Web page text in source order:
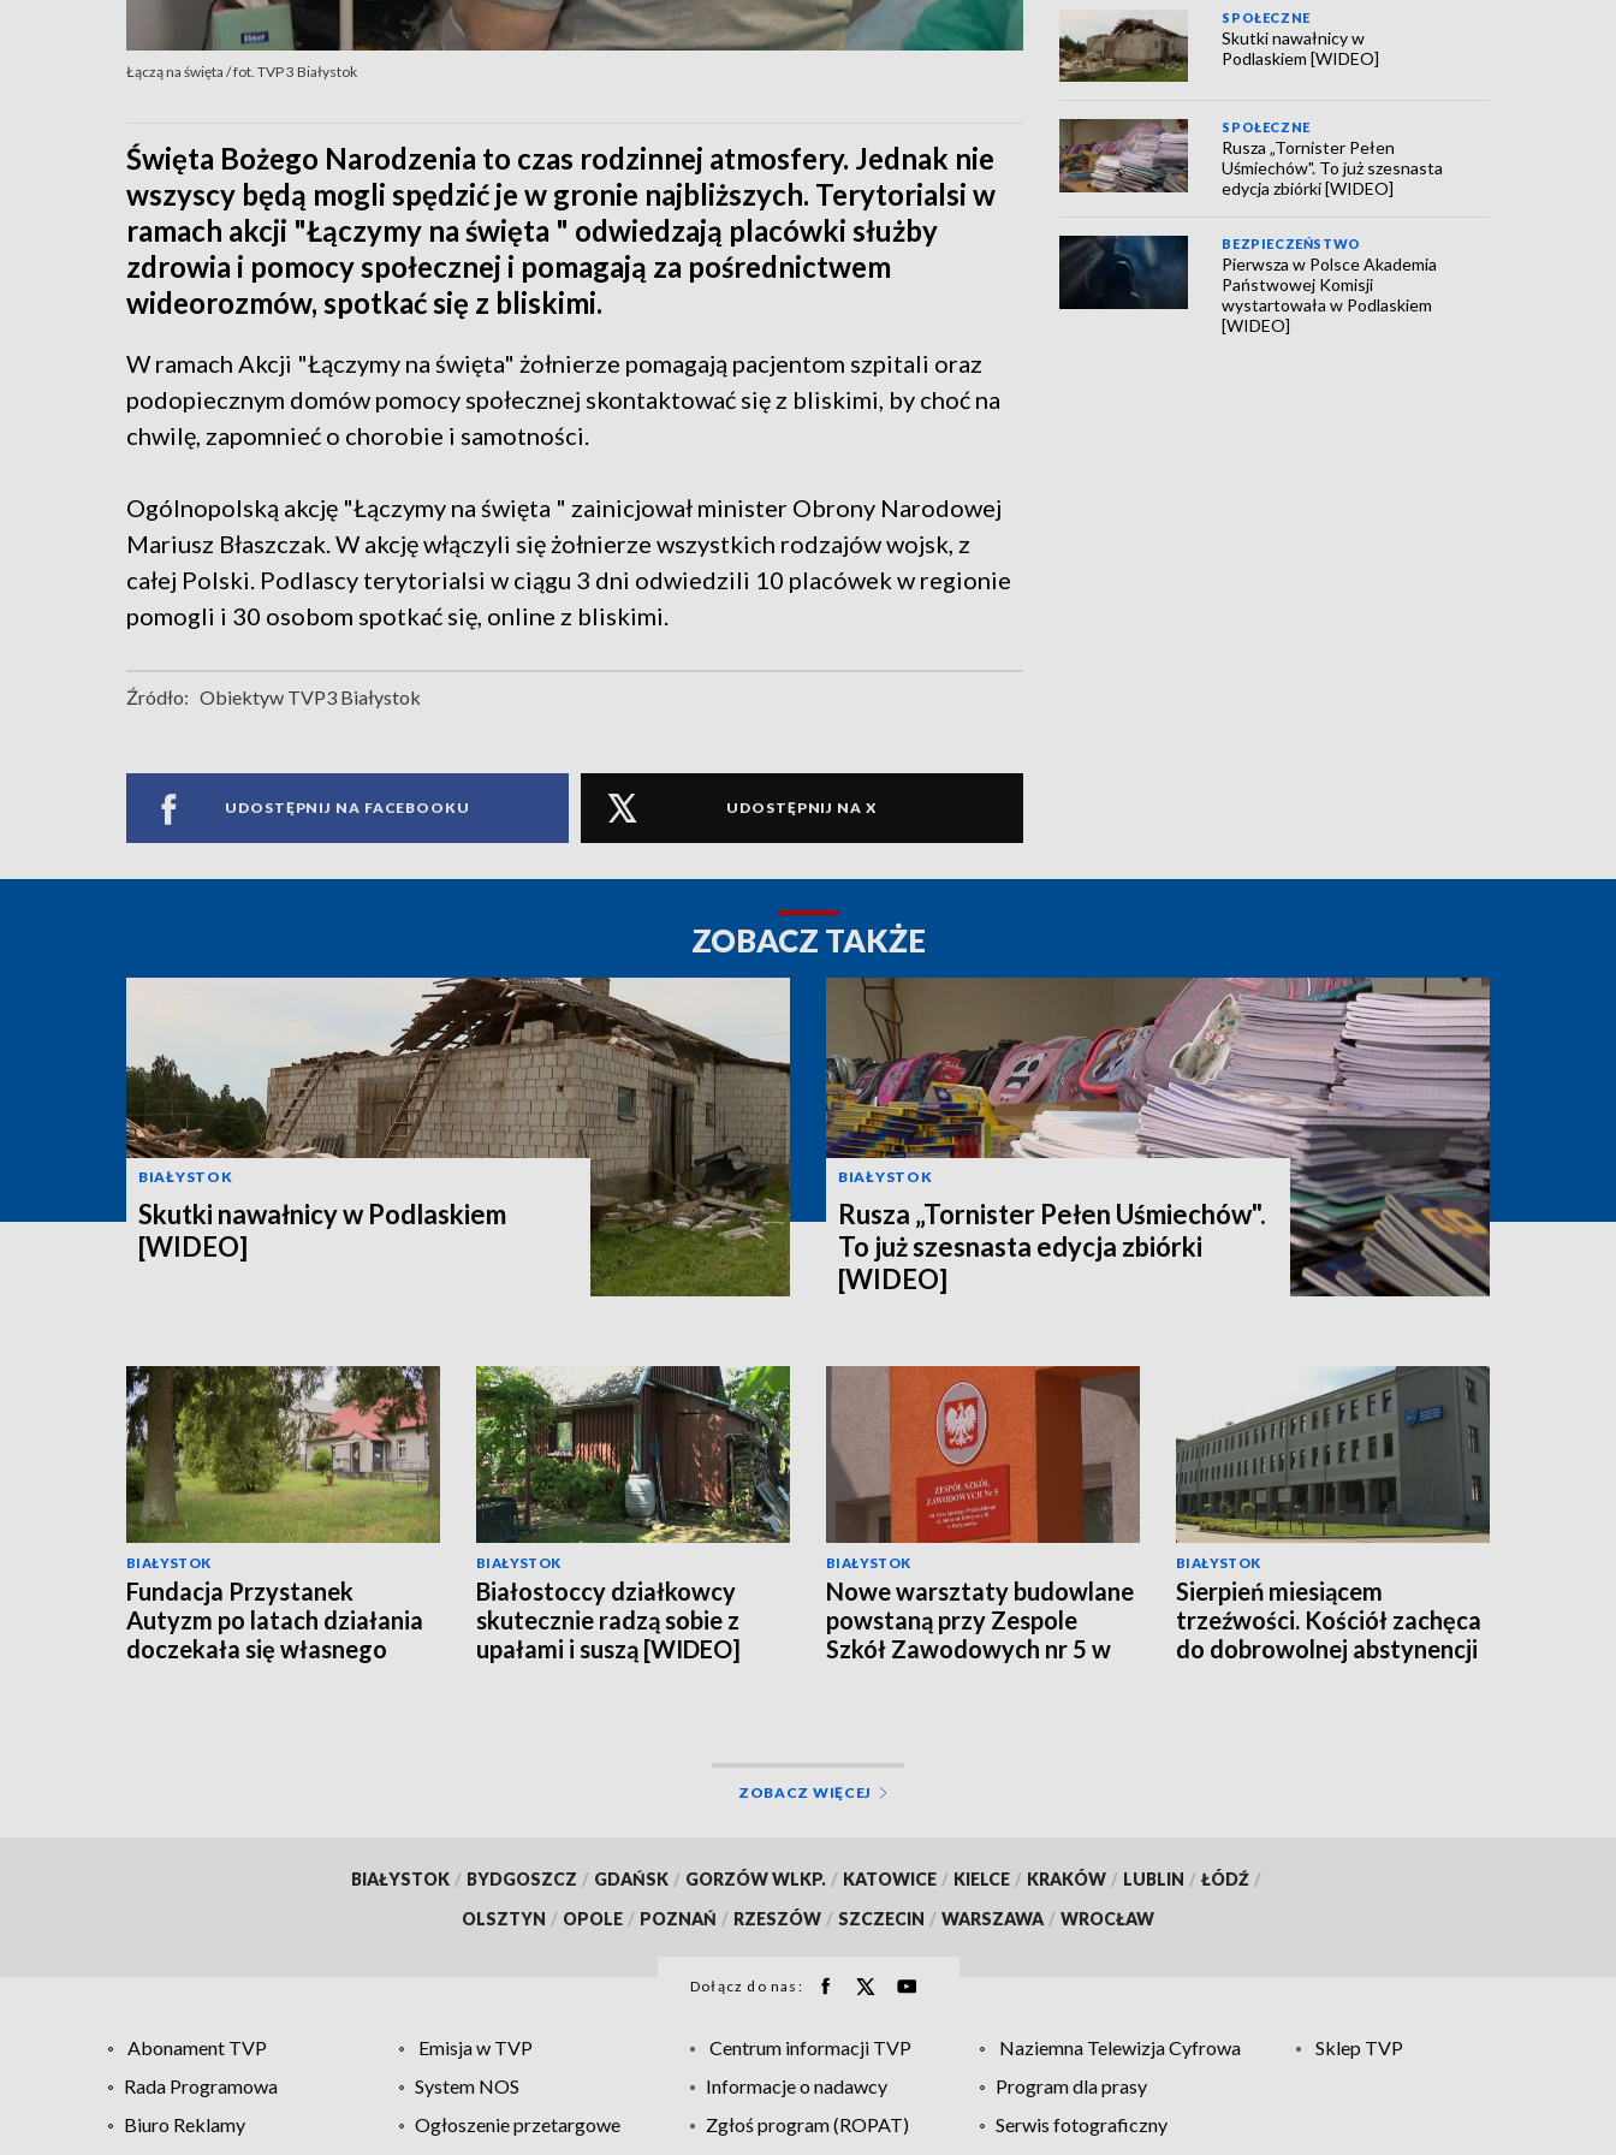
Łączą na święta / fot. TVP 3 Białystok
Święta Bożego Narodzenia to czas rodzinnej atmosfery. Jednak nie
wszyscy będą mogli spędzić je w gronie najbliższych. Terytorialsi w
ramach akcji "Łączymy na święta " odwiedzają placówki służby
zdrowia i pomocy społecznej i pomagają za pośrednictwem
wideorozmów, spotkać się z bliskimi.
W ramach Akcji "Łączymy na święta" żołnierze pomagają pacjentom szpitali oraz
podopiecznym domów pomocy społecznej skontaktować się z bliskimi, by choć na
chwilę, zapomnieć o chorobie i samotności.
Ogólnopolską akcję "Łączymy na święta " zainicjował minister Obrony Narodowej
Mariusz Błaszczak. W akcję włączyli się żołnierze wszystkich rodzajów wojsk, z
całej Polski. Podlascy terytorialsi w ciągu 3 dni odwiedzili 10 placówek w regionie
pomogli i 30 osobom spotkać się, online z bliskimi.
Źródło: Obiektyw TVP3 Białystok
UDOSTĘPNIJ NA FACEBOOKU UDOSTĘPNIJ NA X
SPOŁECZNE
Skutki nawałnicy w
Podlaskiem [WIDEO]
SPOŁECZNE
Rusza „Tornister Pełen
Uśmiechów". To już szesnasta
edycja zbiórki [WIDEO]
BEZPIECZEŃSTWO
Pierwsza w Polsce Akademia
Państwowej Komisji
wystartowała w Podlaskiem
[WIDEO]
ZOBACZ TAKŻE
BIAŁYSTOK
Skutki nawałnicy w Podlaskiem
[WIDEO]
BIAŁYSTOK
Rusza „Tornister Pełen Uśmiechów".
To już szesnasta edycja zbiórki
[WIDEO]
BIAŁYSTOK
Fundacja Przystanek
Autyzm po latach działania
doczekała się własnego
BIAŁYSTOK
Białostoccy działkowcy
skutecznie radzą sobie z
upałami i suszą [WIDEO]
BIAŁYSTOK
Nowe warsztaty budowlane
powstaną przy Zespole
Szkół Zawodowych nr 5 w
BIAŁYSTOK
Sierpień miesiącem
trzeźwości. Kościół zachęca
do dobrowolnej abstynencji
ZOBACZ WIĘCEJ
BIAŁYSTOK / BYDGOSZCZ / GDAŃSK / GORZÓW WLKP. / KATOWICE / KIELCE / KRAKÓW / LUBLIN / ŁÓDŹ /
OLSZTYN / OPOLE / POZNAŃ / RZESZÓW / SZCZECIN / WARSZAWA / WROCŁAW
Dołącz do nas:
Abonament TVP Emisja w TVP Centrum informacji TVP Naziemna Telewizja Cyfrowa
Sklep TVP
Rada Programowa
System NOS Informacje o nadawcy
Program dla prasy
Biuro Reklamy
Ogłoszenie przetargowe Zgłoś program (ROPAT)
Serwis fotograficzny